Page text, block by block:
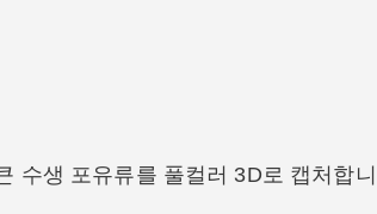
수생 포유류를 풀컬러 3D로 캡처합니